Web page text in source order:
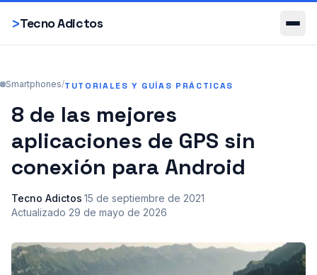
>Tecno Adictos
Smartphones
Smartphones/TUTORIALES Y GUÍAS PRÁCTICAS
8 de las mejores
aplicaciones de GPS sin
conexión para Android
Tecno Adictos·15 de septiembre de 2021·
Actualizado 29 de mayo de 2026